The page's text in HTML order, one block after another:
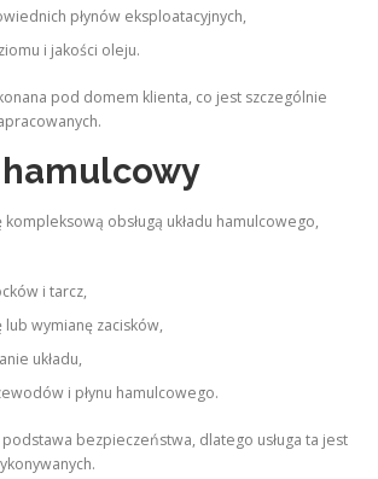
płynów eksploatacyjnych,
i jakości oleju.
pod domem klienta, co jest szczególnie
hamulcowy
obsługą układu hamulcowego,
i tarcz,
wymianę zacisków,
układu,
i płynu hamulcowego.
bezpieczeństwa, dlatego usługa ta jest